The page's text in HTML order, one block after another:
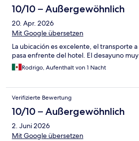
10/10 – Außergewöhnlich
20. Apr. 2026
Mit Google übersetzen
La ubicación es excelente, el transporte
pasa enfrente del hotel. El desayuno
Rodrigo, Aufenthalt von 1 Nacht
Verifizierte Bewertung
10/10 – Außergewöhnlich
2. Juni 2026
Mit Google übersetzen